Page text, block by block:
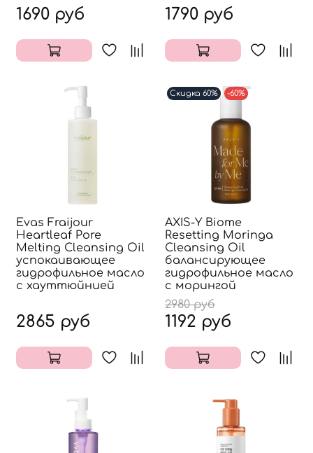
1690 руб 1790 руб
Evas Fraijour
Heartleaf Pore
Melting Cleansing Oil
успокаивающее
гидрофильное масло
с хауттюйнией
2865 руб
Скидка 60% -60%
AXIS-Y Biome
Resetting Moringa
Cleansing Oil
балансирующее
гидрофильное масло
с морингой
2980 руб
1192 руб